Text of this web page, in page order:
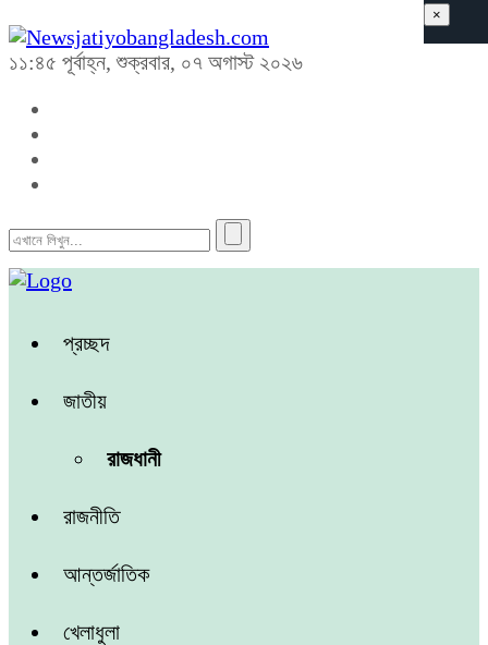
১১:৪৫ পূর্বাহ্ন, শুক্রবার, ০৭ অগাস্ট ২০২৬
প্রচ্ছদ
জাতীয়
রাজধানী
রাজনীতি
আন্তর্জাতিক
খেলাধুলা
×